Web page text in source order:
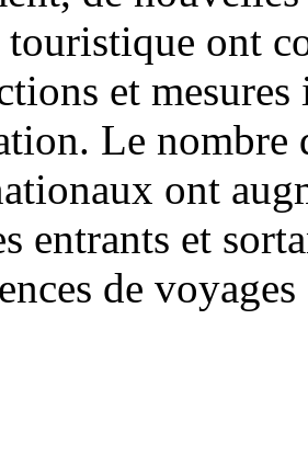
ont
et
Le nombre
ont
entrants et
de